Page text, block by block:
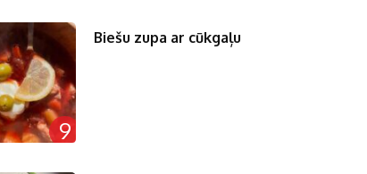
9
Biešu zupa ar cūkgaļu